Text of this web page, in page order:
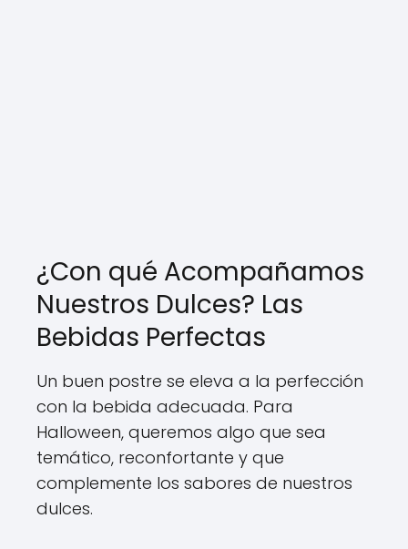
¿Con qué Acompañamos
Nuestros Dulces? Las
Bebidas Perfectas
Un buen postre se eleva a la perfección
con la bebida adecuada. Para
Halloween, queremos algo que sea
temático, reconfortante y que
complemente los sabores de nuestros
dulces.